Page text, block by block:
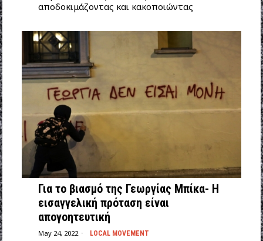
αποδοκιμάζοντας και κακοποιώντας
Για το βιασμό της Γεωργίας Μπίκα- Η
εισαγγελική πρόταση είναι
απογοητευτική
May 24, 2022 LOCAL MOVEMENT